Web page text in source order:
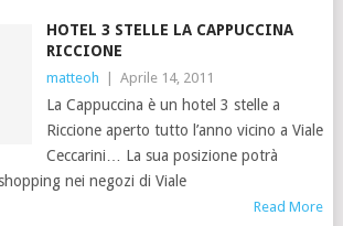
HOTEL 3 STELLE LA CAPPUCCINA
RICCIONE
matteoh Aprile 14, 2011
La Cappuccina è un hotel 3 stelle a
Riccione aperto tutto l’anno vicino a Viale
Ceccarini… La sua posizione potrà
nei negozi di Viale
Read More